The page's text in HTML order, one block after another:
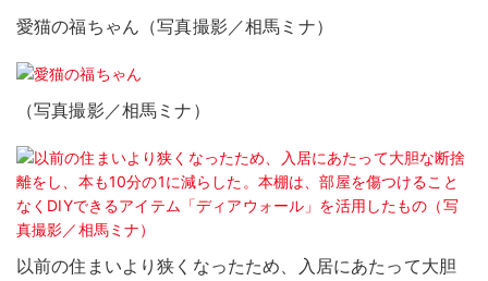
愛猫の福ちゃん（写真撮影／相馬ミナ）
（写真撮影／相馬ミナ）
以前の住まいより狭くなったため、入居にあたって大胆